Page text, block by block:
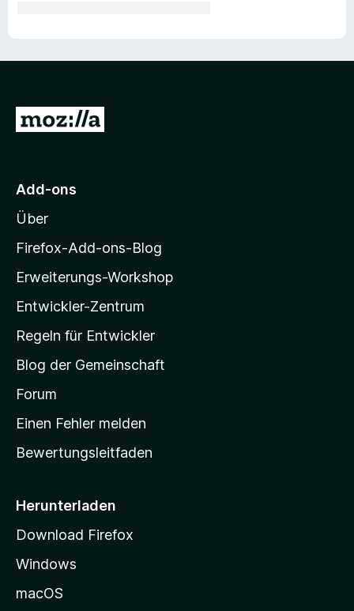
Z
M
z
i
l
a
-
t
a
r
s
i
e
g
Add-ons
Über
Firefox-Add-ons-Blog
Erweiterungs-Workshop
Entwickler-Zentrum
Regeln für Entwickler
Blog der Gemeinschaft
Forum
Einen Fehler melden
Bewertungsleitfaden
Herunterladen
Download Firefox
Windows
macOS